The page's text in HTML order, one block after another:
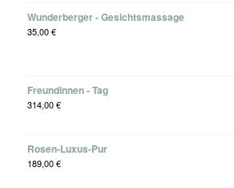
Wunderberger - Gesichtsmassage
35,00€
Freundinnen - Tag
314,00€
Rosen-Luxus-Pur
189,00€